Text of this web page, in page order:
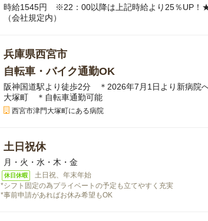
時給1545円 ※22：00以降は上記時給より25％UP！
（会社規定内）
兵庫県西宮市
自転車・バイク通勤OK
阪神国道駅より徒歩2分 ＊2026年7月1日より新病院
大塚町 ＊自転車通勤可能
西宮市津門大塚町にある病院
土日祝休
月・火・水・木・金
休日休暇
土日祝、年末年始
*シフト固定の為プライベートの予定も立てやすく充実
*事前申請があればお休み希望もOK